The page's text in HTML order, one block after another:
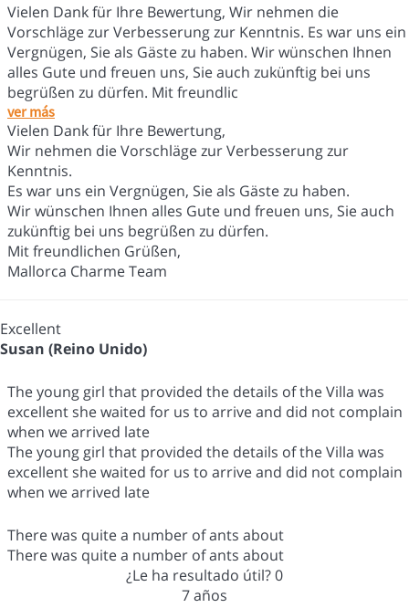
Vielen Dank für Ihre Bewertung, Wir nehmen die
Vorschläge zur Verbesserung zur Kenntnis. Es war uns ein
Vergnügen, Sie als Gäste zu haben. Wir wünschen Ihnen
alles Gute und freuen uns, Sie auch zukünftig bei uns
begrüßen zu dürfen. Mit freundlic
ver más
Vielen Dank für Ihre Bewertung,
Wir nehmen die Vorschläge zur Verbesserung zur
Kenntnis.
Es war uns ein Vergnügen, Sie als Gäste zu haben.
Wir wünschen Ihnen alles Gute und freuen uns, Sie auch
zukünftig bei uns begrüßen zu dürfen.
Mit freundlichen Grüßen,
Mallorca Charme Team
Excellent
Susan (Reino Unido)
The young girl that provided the details of the Villa was
excellent she waited for us to arrive and did not complain
when we arrived late
The young girl that provided the details of the Villa was
excellent she waited for us to arrive and did not complain
when we arrived late
There was quite a number of ants about
There was quite a number of ants about
¿Le ha resultado útil?0
7 años